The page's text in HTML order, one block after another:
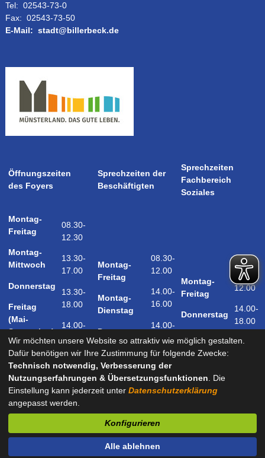
Tel: 02543-73-0
Fax: 02543-73-50
E-Mail: stadt@billerbeck.de
Öffnungszeiten
des Foyers
Sprechzeiten der
Beschäftigten
Sprechzeiten
Fachbereich
Soziales
Montag-
Freitag
Montag-
Mittwoch
Donnerstag
Freitag
(Mai-
September)
Samstag
(Mai-
September)
08.30-
12.30
13.30-
17.00
13.30-
18.00
14.00-
17.00
09.00-
12.00
Montag-
Freitag
Montag-
Dienstag
Donnerstag
08.30-
12.00
14.00-
16.00
14.00-
18.00
Montag-
Freitag
Donnerstag
08.30-
12.00
14.00-
18.00
und nach Vereinbarung
Kontakt Impressum Datenschutz Barrierefreiheit
Wir möchten unsere Website so attraktiv wie möglich gestalten.
Dafür benötigen wir Ihre Zustimmung für folgende Zwecke:
Technisch notwendig, Verbesserung der
Nutzungserfahrungen & Übersetzungsfunktionen. Die
Einstellung kann jederzeit unter Datenschutzerklärung
angepasst werden.
Konfigurieren
Alle ablehnen